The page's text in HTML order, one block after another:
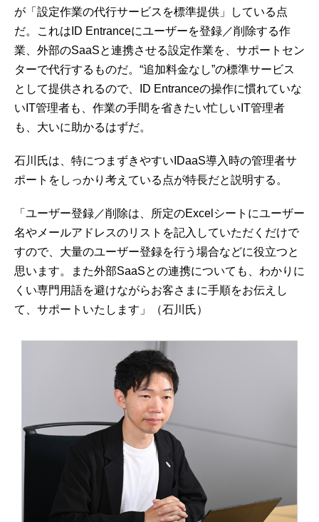
が「設定作業の代行サービスを標準提供」している点
だ。これはID Entranceにユーザーを登録／削除する作
業、外部のSaaSと連携させる設定作業を、サポートセン
ターで代行するものだ。“追加料金なし”の標準サービス
として提供されるので、ID Entranceの操作に慣れていな
いIT管理者も、作業の手間を省きたい忙しいIT管理者
も、大いに助かるはずだ。
石川氏は、特につまずきやすいIDaaS導入時の管理者サ
ポートをしっかり考えている点が特長だと説明する。
「ユーザー登録／削除は、所定のExcelシートにユーザー
名やメールアドレスのリストを記入していただくだけで
すので、大量のユーザー登録を行う場合などに役立つと
思います。また外部SaaSとの連携についても、わかりに
くい専門用語を避けながらお客さまに手順をお伝えし
て、サポートいたします」（石川氏）